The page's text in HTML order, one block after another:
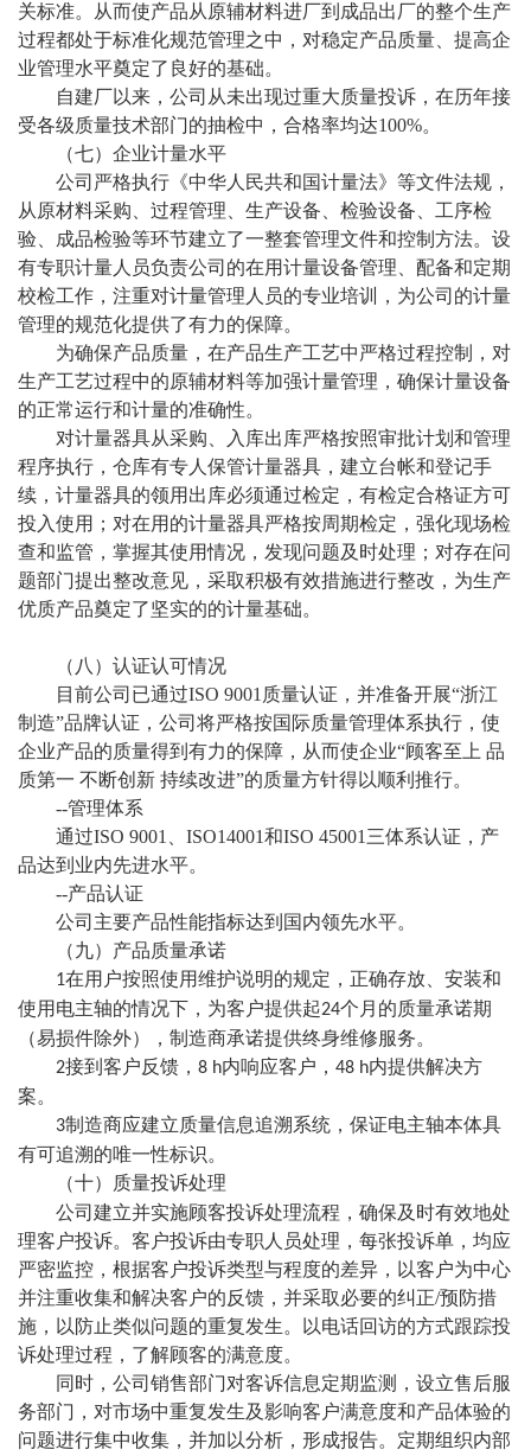
关标准。从而使产品从原辅材料进厂到成品出厂的整个生产
过程都处于标准化规范管理之中，对稳定产品质量、提高企
业管理水平奠定了良好的基础。
自建厂以来，公司从未出现过重大质量投诉，在历年接
受各级质量技术部门的抽检中，合格率均达100%。
（七） 企业计量水平
公司严格执行《中华人民共和国计量法》等文件法规，
从原材料采购、过程管理、生产设备、检验设备、工序检
验、成品检验等环节建立了一整套管理文件和控制方法。设
有专职计量人员负责公司的在用计量设备管理、配备和定期
校检工作，注重对计量管理人员的专业培训，为公司的计量
管理的规范化提供了有力的保障。
为确保产品质量，在产品生产工艺中严格过程控制，对
生产工艺过程中的原辅材料等加强计量管理，确保计量设备
的正常运行和计量的准确性。
对计量器具从采购、入库出库严格按照审批计划和管理
程序执行，仓库有专人保管计量器具，建立台帐和登记手
续，计量器具的领用出库必须通过检定，有检定合格证方可
投入使用；对在用的计量器具严格按周期检定，强化现场检
查和监管，掌握其使用情况，发现问题及时处理；对存在问
题部门提出整改意见，采取积极有效措施进行整改，为生产
优质产品奠定了坚实的的计量基础。
（八）认证认可情况
目前公司已通过ISO 9001质量认证，并准备开展“浙江
制造”品牌认证，公司将严格按国际质量管理体系执行，使
企业产品的质量得到有力的保障，从而使企业“顾客至上 品
质第一 不断创新 持续改进”的质量方针得以顺利推行。
--管理体系
通过ISO 9001、ISO14001和ISO 45001三体系认证，产
品达到业内先进水平。
--产品认证
公司主要产品性能指标达到国内领先水平。
（九）产品质量承诺
1在用户按照使用维护说明的规定，正确存放、安装和
使用电主轴的情况下，为客户提供起24个月的质量承诺期
（易损件除外），制造商承诺提供终身维修服务。
2接到客户反馈， 8 h内响应客户， 48 h内提供解决方
案。
3制造商应建立质量信息追溯系统，保证电主轴本体具
有可追溯的唯一性标识。
（十）质量投诉处理
公司建立并实施顾客投诉处理流程，确保及时有效地处
理客户投诉。客户投诉由专职人员处理，每张投诉单，均应
严密监控，根据客户投诉类型与程度的差异，以客户为中心
并注重收集和解决客户的反馈，并采取必要的纠正/预防措
施，以防止类似问题的重复发生。以电话回访的方式跟踪投
诉处理过程，了解顾客的满意度。
同时，公司销售部门对客诉信息定期监测，设立售后服
务部门，对市场中重复发生及影响客户满意度和产品体验的
问题进行集中收集，并加以分析，形成报告。定期组织内部